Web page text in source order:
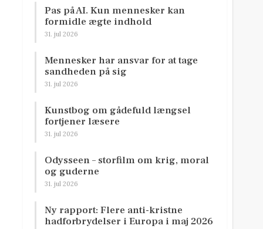
Pas på AI. Kun mennesker kan
formidle ægte indhold
31. jul 2026
Mennesker har ansvar for at tage
sandheden på sig
31. jul 2026
Kunstbog om gådefuld længsel
fortjener læsere
31. jul 2026
Odysseen – storfilm om krig, moral
og guderne
31. jul 2026
Ny rapport: Flere anti-kristne
hadforbrydelser i Europa i maj 2026